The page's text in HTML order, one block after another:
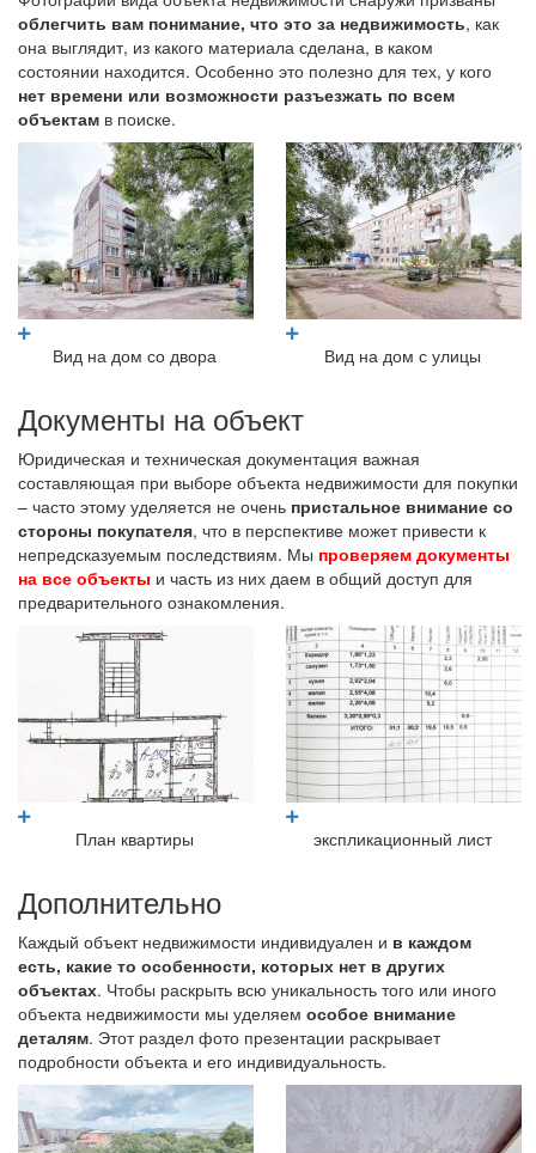
облегчить вам понимание, что это за недвижимость, как
она выглядит, из какого материала сделана, в каком
состоянии находится. Особенно это полезно для тех, у кого
нет времени или возможности разъезжать по всем
объектам в поиске.
Вид на дом со двора Вид на дом с улицы
Документы на объект
Юридическая и техническая документация важная
составляющая при выборе объекта недвижимости для покупки
– часто этому уделяется не очень пристальное внимание со
стороны покупателя, что в перспективе может привести к
непредсказуемым последствиям. Мы проверяем документы
на все объекты и часть из них даем в общий доступ для
предварительного ознакомления.
План квартиры экспликационный лист
Дополнительно
Каждый объект недвижимости индивидуален и в каждом
есть, какие то особенности, которых нет в других
объектах. Чтобы раскрыть всю уникальность того или иного
объекта недвижимости мы уделяем особое внимание
деталям. Этот раздел фото презентации раскрывает
подробности объекта и его индивидуальность.